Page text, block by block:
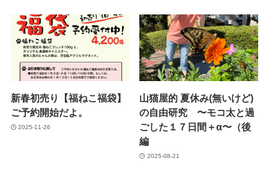
新春初売り【福ねこ福袋】
ご予約開始だよ。
2025-11-26
山猫屋的 夏休み(無いけど)
の自由研究 〜モコ太と過
ごした１７日間＋α〜（後
編
2025-08-21